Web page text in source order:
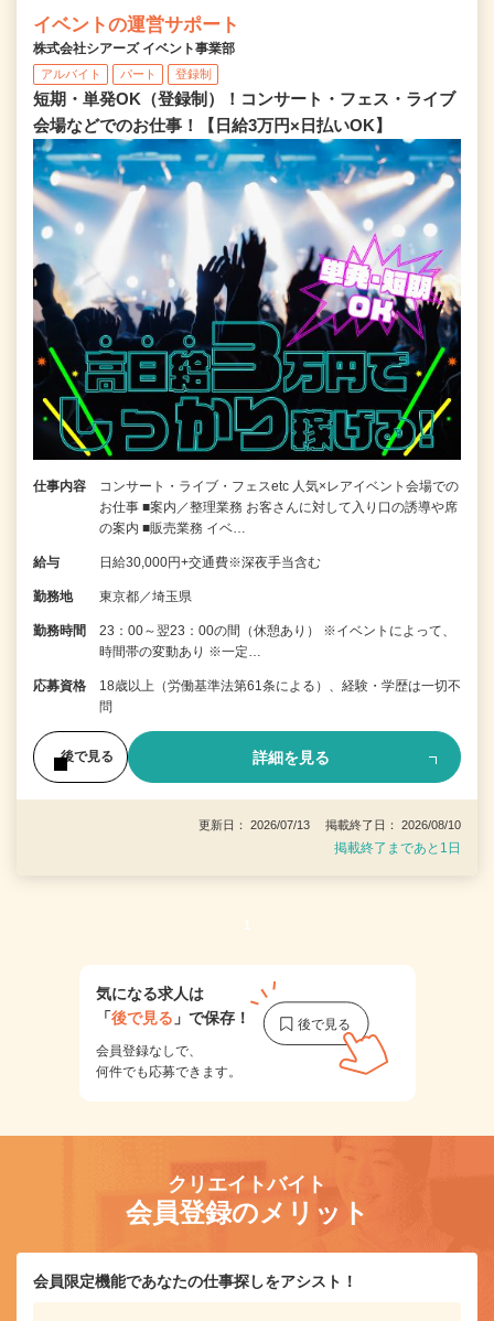
イベントの運営サポート
株式会社シアーズ イベント事業部
アルバイト パート 登録制
短期・単発OK（登録制）！コンサート・フェス・ライブ
会場などでのお仕事！【日給3万円×日払いOK】
仕事内容
コンサート・ライブ・フェスetc 人気×レアイベント会場での
お仕事 ■案内／整理業務 お客さんに対して入り口の誘導や席
の案内 ■販売業務 イベ…
給与 日給30,000円+交通費※深夜手当含む
勤務地 東京都／埼玉県
勤務時間
23：00～翌23：00の間（休憩あり） ※イベントによって、
時間帯の変動あり ※一定…
応募資格
18歳以上（労働基準法第61条による）、経験・学歴は一切不
問
後で見る 詳細を見る
更新日： 2026/07/13 掲載終了日： 2026/08/10
掲載終了まであと1日
1
気になる求人は
「後で見る 」で保存！
会員登録なしで、
何件でも応募できます。
クリエイトバイト
会員登録のメリット
会員限定機能であなたの仕事探しをアシスト！